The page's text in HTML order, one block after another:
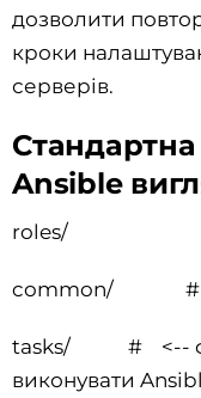
дозволити
кроки
серверів.
Стандартна
Ansible
roles/
common/ # ця
tasks/ # <--
виконувати